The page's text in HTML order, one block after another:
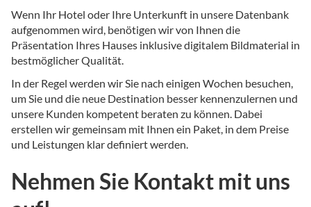
Wenn Ihr Hotel oder Ihre Unterkunft in unsere Datenbank
aufgenommen wird, benötigen wir von Ihnen die
Präsentation Ihres Hauses inklusive digitalem Bildmaterial in
bestmöglicher Qualität.
In der Regel werden wir Sie nach einigen Wochen besuchen,
um Sie und die neue Destination besser kennenzulernen und
unsere Kunden kompetent beraten zu können. Dabei
erstellen wir gemeinsam mit Ihnen ein Paket, in dem Preise
und Leistungen klar definiert werden.
Nehmen Sie Kontakt mit uns